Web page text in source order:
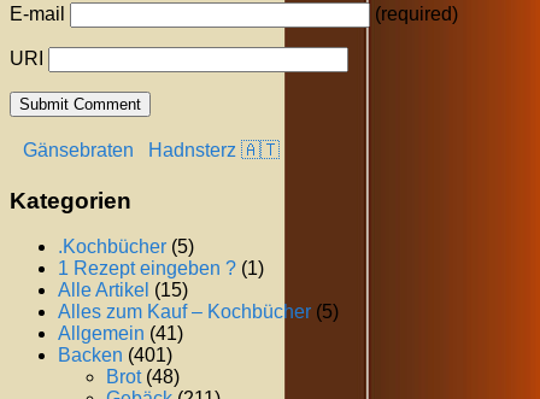
E-mail (required)
URI
Gänsebraten Hadnsterz 🇦🇹
Kategorien
.Kochbücher (5)
1 Rezept eingeben ? (1)
Alle Artikel (15)
Alles zum Kauf – Kochbücher (5)
Allgemein (41)
Backen (401)
Brot(48)